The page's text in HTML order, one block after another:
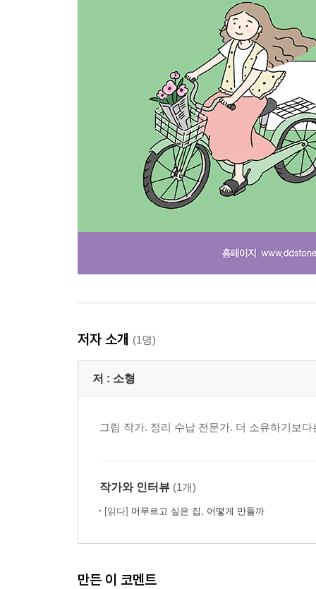
저자 소개 (1명)
저 : 소형
그림 작가. 정리 수납 전문가. 더 소유하기보
작가와 인터뷰 (1개)
[읽다] 머무르고 싶은 집, 어떻게 만들까
만든 이 코멘트